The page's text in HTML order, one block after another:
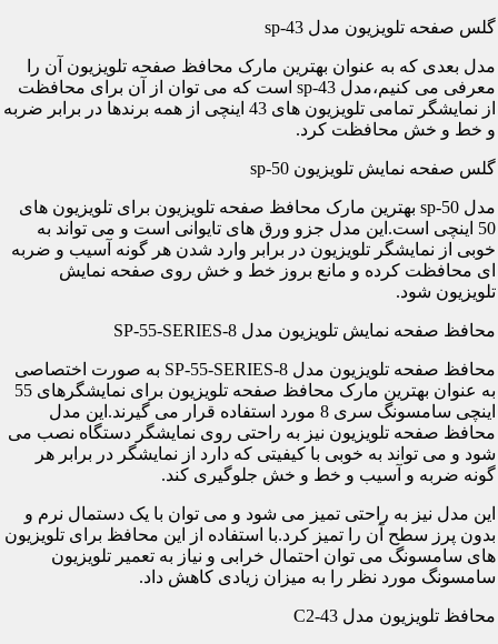
گلس صفحه تلویزیون مدل sp-43
مدل بعدی که به عنوان بهترین مارک محافظ صفحه تلویزیون آن را
معرفی می کنیم،مدل sp-43 است که می توان از آن برای محافظت
از نمایشگر تمامی تلویزیون های 43 اینچی از همه برندها در برابر ضربه
و خط و خش محافظت کرد.
گلس صفحه نمایش تلویزیون sp-50
مدل sp-50 بهترین مارک محافظ صفحه تلویزیون برای تلویزیون های
50 اینچی است.این مدل جزو ورق های تایوانی است و می تواند به
خوبی از نمایشگر تلویزیون در برابر وارد شدن هر گونه آسیب و ضربه
ای محافظت کرده و مانع بروز خط و خش روی صفحه نمایش
تلویزیون شود.
محافظ صفحه نمایش تلویزیون مدل SP-55-SERIES-8
محافظ صفحه تلویزیون مدل SP-55-SERIES-8 به صورت اختصاصی
به عنوان بهترین مارک محافظ صفحه تلویزیون برای نمایشگرهای 55
اینچی سامسونگ سری 8 مورد استفاده قرار می گیرند.این مدل
محافظ صفحه تلویزیون نیز به راحتی روی نمایشگر دستگاه نصب می
شود و می تواند به خوبی با کیفیتی که دارد از نمایشگر در برابر هر
گونه ضربه و آسیب و خط و خش جلوگیری کند.
این مدل نیز به راحتی تمیز می شود و می توان با یک دستمال نرم و
بدون پرز سطح آن را تمیز کرد.با استفاده از این محافظ برای تلویزیون
های سامسونگ می توان احتمال خرابی و نیاز به تعمیر تلویزیون
سامسونگ مورد نظر را به میزان زیادی کاهش داد.
محافظ تلویزیون مدل C2-43